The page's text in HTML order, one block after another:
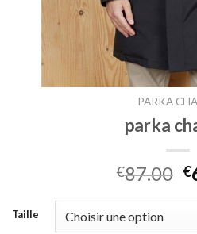
PARKA
parka
€87.00 €
Taille